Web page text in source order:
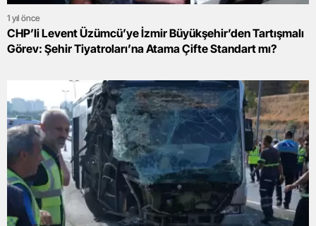
1 yıl önce
CHP’li Levent Üzümcü’ye İzmir Büyükşehir’den Tartışmalı
Görev: Şehir Tiyatroları’na Atama Çifte Standart mı?